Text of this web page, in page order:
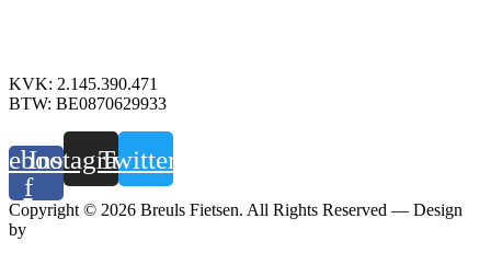
KVK: 2.145.390.471
BTW: BE0870629933
f
InstagramTwitter
Copyright © 2026 Breuls Fietsen. All Rights Reserved — Design
by